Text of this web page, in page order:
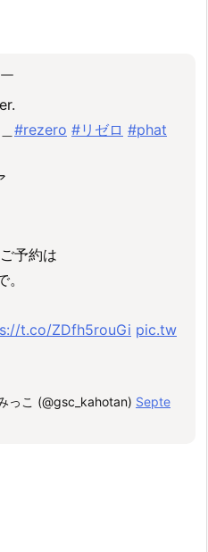
#rezero #リゼロ #phat
予約は
t.co/ZDfh5rouGi pic.tw
っこ (@gsc_kahotan) Septe